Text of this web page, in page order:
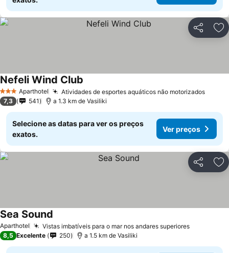
Partilhar
3 EstrelasAparthotel Atividades de esportes aquáticos não motorizados
Nefeli Wind Club
7,3 541 a 1.3 km de Vasiliki
Selecione as datas para ver os preços
exatos.
Ver preços
Partilhar
Aparthotel Vistas imbatíveis para o mar nos andares superiores
Sea Sound
8,5 Excelente 250 a 1.5 km de Vasiliki